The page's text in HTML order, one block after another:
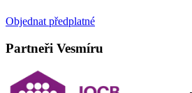
Objednat předplatné
Partneři Vesmíru